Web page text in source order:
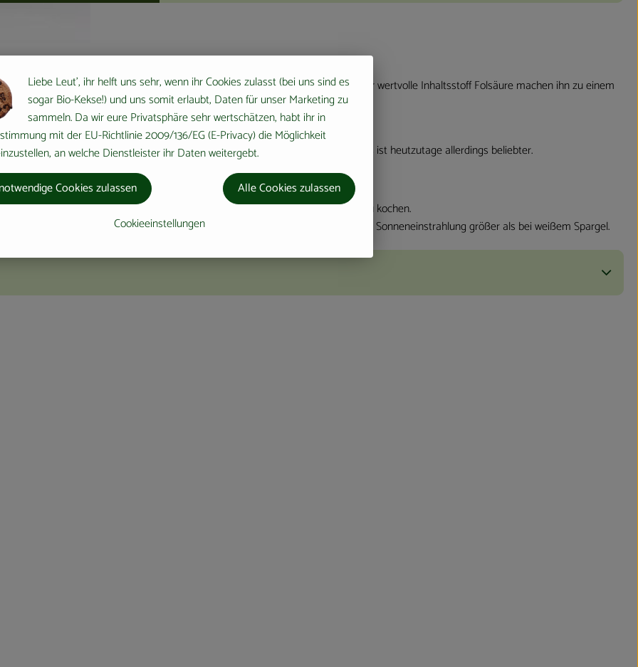
wird. Seine blutreinigenden und entwässernden Eigenschaften, sowie der wertvolle Inhaltsstoff Folsäure machen ihn zu einem
Die Form des durch eine besondere Anbauweise erzeugten, weißen Spargels ist heutzutage allerdings beliebter.
Gesmüsefach aufbewahren.
Es genügt, die Stielenden abzuschneiden und ihn danach gebunden zu kochen.
wird ebenfalls der hohe Vitamin C-Gehalt geschont. Dieser ist durch zusätzliche Sonneneinstrahlung größer als bei weißem Spargel.
Liebe Leut', ihr helft uns sehr, wenn ihr Cookies zulasst (bei uns sind es
sogar Bio-Kekse!) und uns somit erlaubt, Daten für unser Marketing zu
sammeln. Da wir eure Privatsphäre sehr wertschätzen, habt ihr in
mit der EU-Richtlinie 2009/136/EG (E-Privacy) die Möglichkeit
an welche Dienstleister ihr Daten weitergebt.
Cookieeinstellungen
Cookies zulassen Alle Cookies zulassen